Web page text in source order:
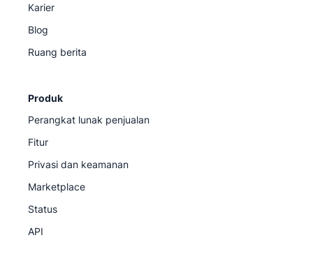
Karier
Blog
Ruang berita
Produk
Perangkat lunak penjualan
Fitur
Privasi dan keamanan
Marketplace
Status
API